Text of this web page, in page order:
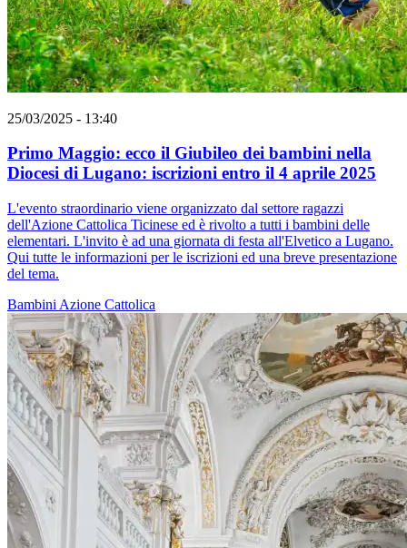
25/03/2025 - 13:40
Primo Maggio: ecco il Giubileo dei bambini nella
Diocesi di Lugano: iscrizioni entro il 4 aprile 2025
L'evento straordinario viene organizzato dal settore ragazzi
dell'Azione Cattolica Ticinese ed è rivolto a tutti i bambini delle
elementari. L'invito è ad una giornata di festa all'Elvetico a Lugano.
Qui tutte le informazioni per le iscrizioni ed una breve presentazione
del tema.
Bambini Azione Cattolica